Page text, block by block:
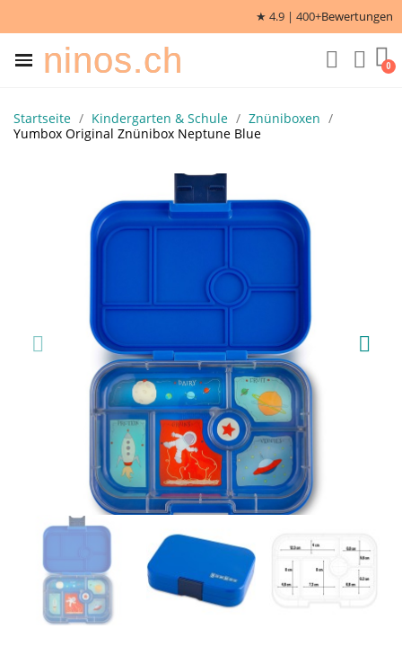
★ 4.9 | 400+Bewertungen
ninos.ch
Startseite Kindergarten & Schule
Znüniboxen
Yumbox Original Znünibox Neptune Blue